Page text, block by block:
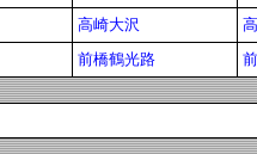
高崎大沢
前橋鶴光路